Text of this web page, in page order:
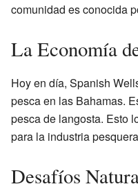
comunidad es conocida
La Economía
Hoy en día, Spanish
pesca en las Bahamas.
pesca de langosta. Esto
para la industria
Desafíos